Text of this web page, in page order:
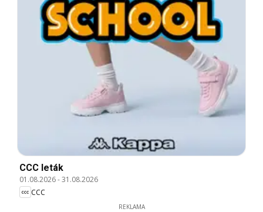
CCC leták
01.08.2026-31.08.2026
CCC
REKLAMA